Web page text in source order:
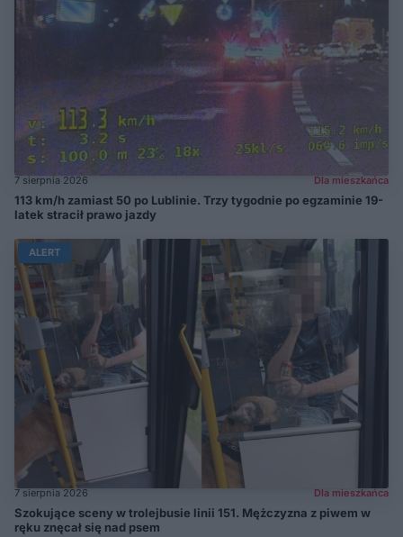
7 sierpnia 2026 Dla mieszkańca
113 km/h zamiast 50 po Lublinie. Trzy tygodnie po egzaminie 19-
latek stracił prawo jazdy
ALERT
7 sierpnia 2026 Dla mieszkańca
Szokujące sceny w trolejbusie linii 151. Mężczyzna z piwem w
ręku znęcał się nad psem